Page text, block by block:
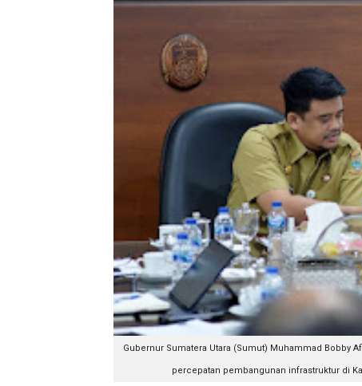
Gubernur Sumatera Utara (Sumut) Muhammad Bobby
percepatan pembangunan infrastruktur di